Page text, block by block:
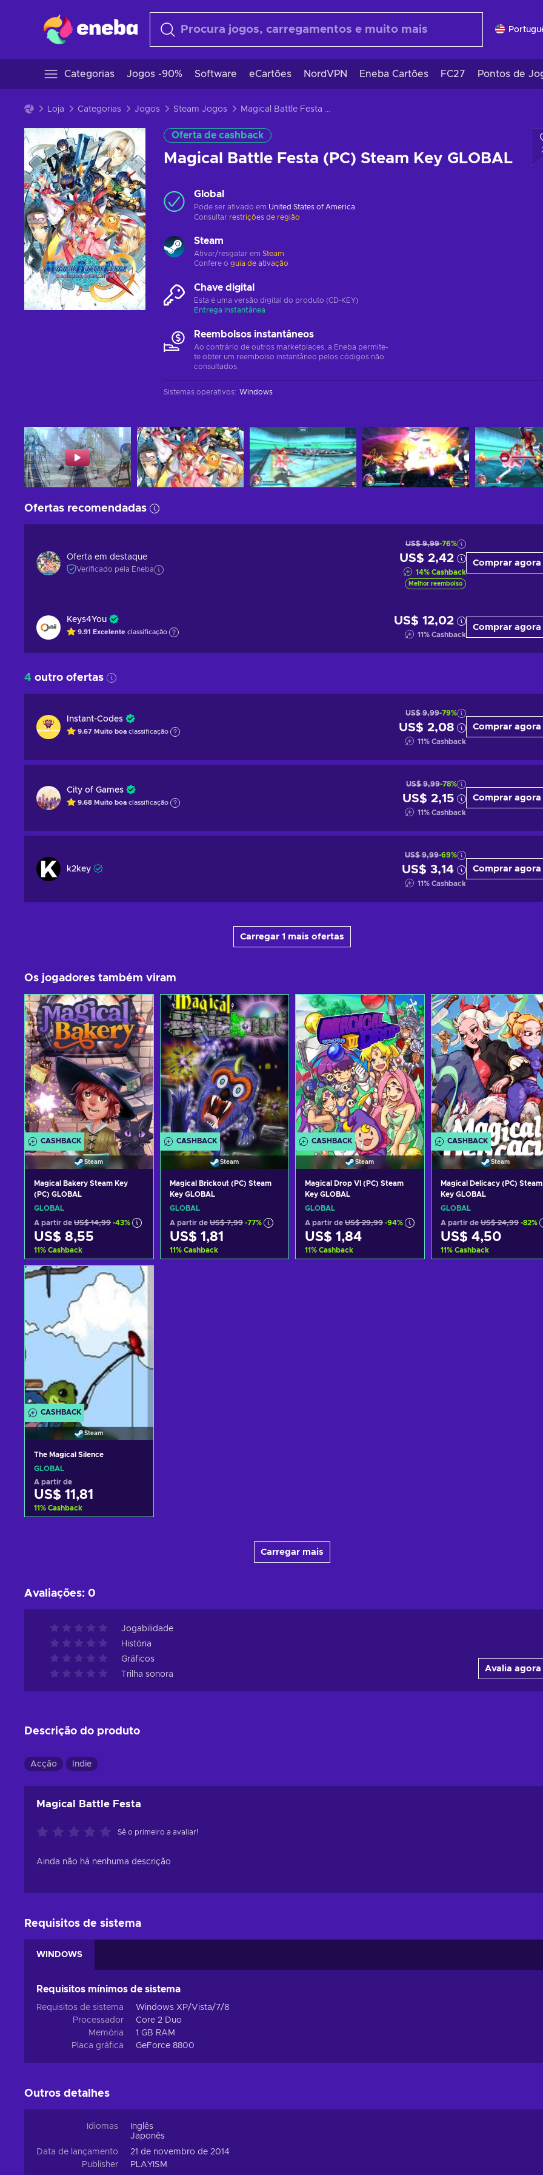
Categorias Jogos -90% Software eCartões NordVPN Eneba Cartões FC27 Pontos de
Loja Categorias Jogos Steam Jogos Magical Battle Festa (PC) Steam Key GLOBAL
Oferta de cashback
Magical Battle Festa (PC) Steam Key GLOBAL
Global
Pode ser ativado em United States of America
Consultar restrições de região
Steam
Ativar/resgatar em Steam
Confere o guia de ativação
Chave digital
Esta é uma versão digital do produto (CD-KEY)
Entrega instantânea
Reembolsos instantâneos
Ao contrário de outros marketplaces, a Eneba permite-
te obter um reembolso instantâneo pelos códigos não
consultados.
Sistemas operativos: Windows
Ofertas recomendadas
Oferta em destaque
Verificado pela Eneba
US$ 9,99-76%
US$ 2,42
14% Cashback
Melhor reembolso
Comprar agora
Keys4You
9.91 Excelente classificação
US$ 12,02
11% Cashback
Comprar agora
4 outro ofertas
Instant-Codes
9.67 Muito boa classificação
US$ 9,99-79%
US$ 2,08
11% Cashback
Comprar agora
City of Games
9.68 Muito boa classificação
US$ 9,99-78%
US$ 2,15
11% Cashback
Comprar agora
k2key
US$ 9,99-69%
US$ 3,14
11% Cashback
Comprar agora
Carregar 1 mais ofertas
Os jogadores também viram
CASHBACK
Steam
Magical Bakery Steam Key
(PC) GLOBAL
GLOBAL
A partir de US$ 14,99 -43%
US$ 8,55
11% Cashback
Adicionar ao carrinho
Consultar ofertas
CASHBACK
Steam
Magical Brickout (PC) Steam
Key GLOBAL
GLOBAL
A partir de US$ 7,99 -77%
US$ 1,81
11% Cashback
CASHBACK
Steam
Magical Drop VI (PC) Steam
Key GLOBAL
GLOBAL
A partir de US$ 29,99 -94%
US$ 1,84
11% Cashback
CASHBACK
Steam
Magical Delicacy (PC) Steam
Key GLOBAL
GLOBAL
A partir de US$ 24,99 -82%
US$ 4,50
11% Cashback
CASHBACK
Steam
The Magical Silence
GLOBAL
A partir de
US$ 11,81
11% Cashback
Carregar mais
Avaliações: 0
Jogabilidade
História
Gráficos
Trilha sonora
Avalia agora
Descrição do produto
Acção Indie
Magical Battle Festa
Sê o primeiro a avaliar!
Ainda não há nenhuma descrição
Requisitos de sistema
WINDOWS
Requisitos mínimos de sistema
Requisitos de sistema
Windows XP/Vista/7/8
Processador
Core 2 Duo
Memória
1 GB RAM
Placa gráfica
GeForce 8800
Outros detalhes
Idiomas
Inglês
Japonês
Data de lançamento
21 de novembro de 2014
Publisher
PLAYISM